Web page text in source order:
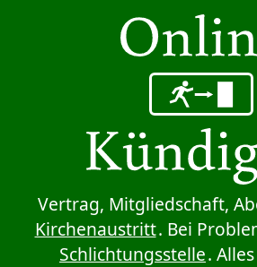
Sprung zum Inhalt
Vertrag, Mitgliedschaft,
Kirchenaustritt. Bei
Schlichtungsstelle. Alles